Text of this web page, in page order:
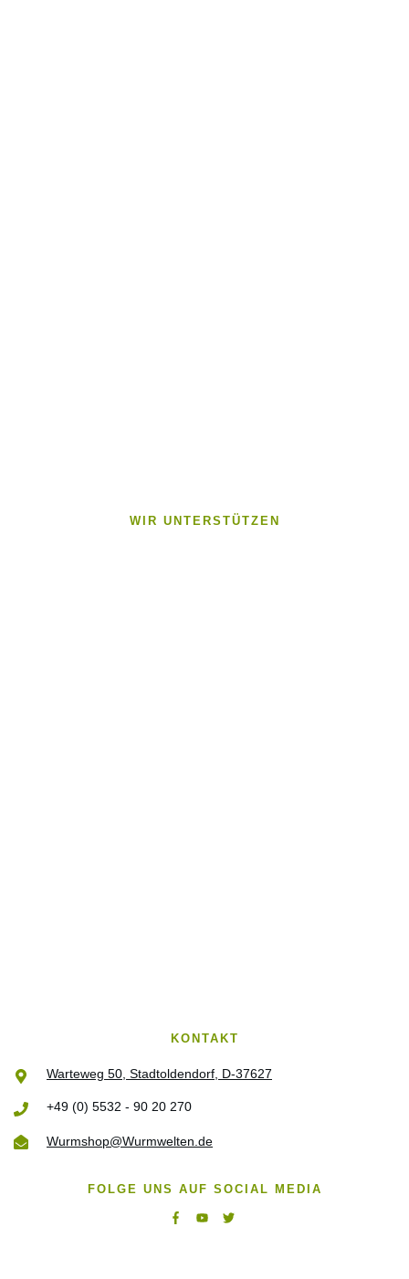
WIR UNTERSTÜTZEN
KONTAKT
Warteweg 50, Stadtoldendorf, D-37627
+49 (0) 5532 - 90 20 270
Wurmshop@Wurmwelten.de
FOLGE UNS AUF SOCIAL MEDIA